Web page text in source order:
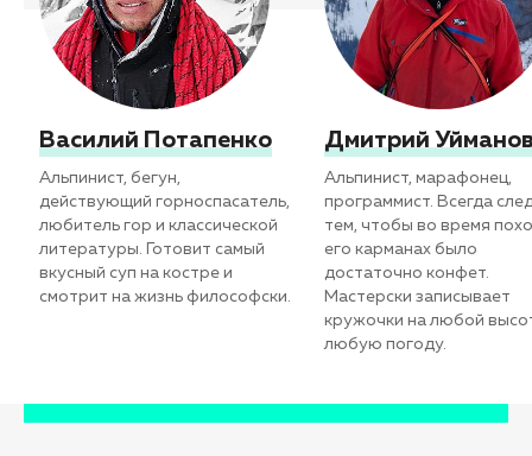
Василий Потапенко
Альпинист, бегун,
действующий горноспасатель,
любитель гор и классической
литературы. Готовит самый
вкусный суп на костре и
смотрит на жизнь философски.
Дмитрий
Альпинист, марафонец,
программист. Всегда
тем, чтобы во время
его карманах было
достаточно конфет.
Мастерски записывает
кружочки на любой
любую погоду.